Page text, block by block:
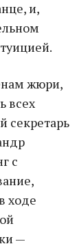
и,
жюри,
всех
секретарь
с
ходе
—